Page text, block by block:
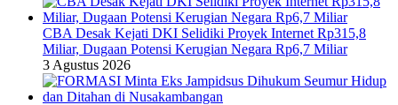
CBA Desak Kejati DKI Selidiki Proyek Internet Rp315,8
Miliar, Dugaan Potensi Kerugian Negara Rp6,7 Miliar
3 Agustus 2026